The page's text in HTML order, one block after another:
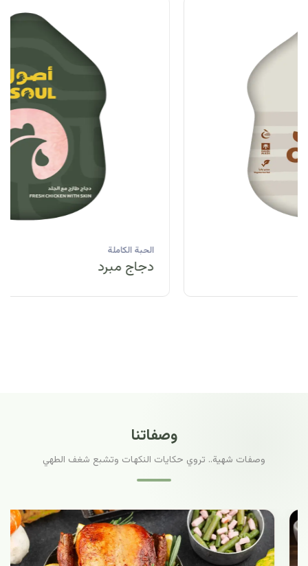
وصفاتنا
وصفات شهية.. تروي حكايات النكهات وتشبع شغف الطهي